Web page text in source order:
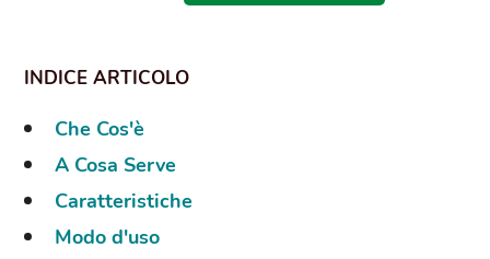
Che Cos'è
A Cosa Serve
Caratteristiche
Modo d'uso